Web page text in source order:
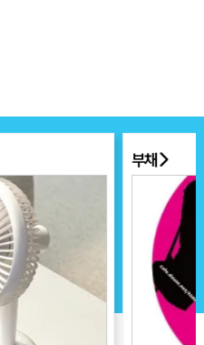
부채